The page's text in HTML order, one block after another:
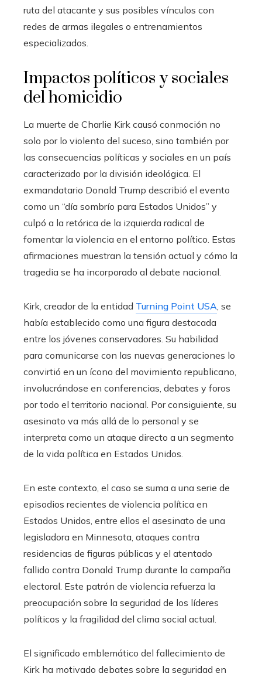
ruta del atacante y sus posibles vínculos con
redes de armas ilegales o entrenamientos
especializados.
Impactos políticos y sociales
del homicidio
La muerte de Charlie Kirk causó conmoción no
solo por lo violento del suceso, sino también por
las consecuencias políticas y sociales en un país
caracterizado por la división ideológica. El
exmandatario Donald Trump describió el evento
como un “día sombrío para Estados Unidos” y
culpó a la retórica de la izquierda radical de
fomentar la violencia en el entorno político. Estas
afirmaciones muestran la tensión actual y cómo la
tragedia se ha incorporado al debate nacional.
Kirk, creador de la entidad Turning Point USA, se
había establecido como una figura destacada
entre los jóvenes conservadores. Su habilidad
para comunicarse con las nuevas generaciones lo
convirtió en un ícono del movimiento republicano,
involucrándose en conferencias, debates y foros
por todo el territorio nacional. Por consiguiente, su
asesinato va más allá de lo personal y se
interpreta como un ataque directo a un segmento
de la vida política en Estados Unidos.
En este contexto, el caso se suma a una serie de
episodios recientes de violencia política en
Estados Unidos, entre ellos el asesinato de una
legisladora en Minnesota, ataques contra
residencias de figuras públicas y el atentado
fallido contra Donald Trump durante la campaña
electoral. Este patrón de violencia refuerza la
preocupación sobre la seguridad de los líderes
políticos y la fragilidad del clima social actual.
El significado emblemático del fallecimiento de
Kirk ha motivado debates sobre la seguridad en